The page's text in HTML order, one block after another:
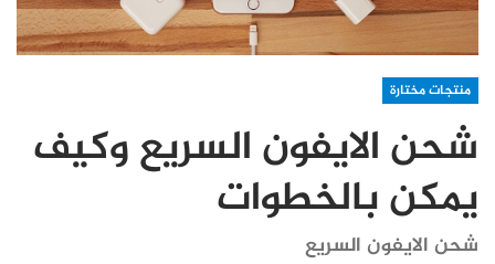
منتجات مختارة
شحن الايفون السريع وكيف
يمكن بالخطوات
شحن الايفون السريع